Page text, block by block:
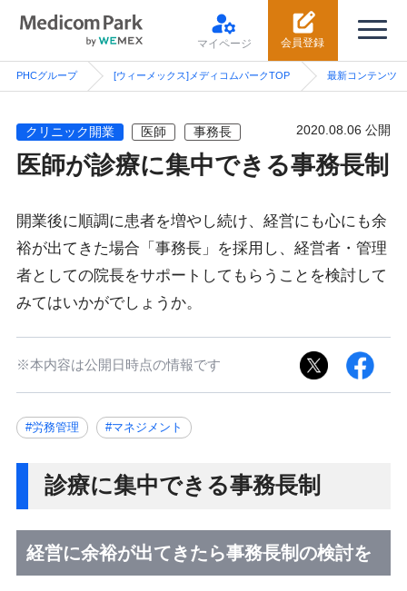
会員登録
マイページ
PHCグループ [ウィーメックス]メディコムパークTOP 最新コンテンツ
クリニック開業 医師 事務長 2020.08.06 公開
医師が診療に集中できる事務長制
開業後に順調に患者を増やし続け、経営にも心にも余
裕が出てきた場合「事務長」を採用し、経営者・管理
者としての院長をサポートしてもらうことを検討して
みてはいかがでしょうか。
※本内容は公開日時点の情報です
#労務管理 #マネジメント
診療に集中できる事務長制
経営に余裕が出てきたら事務長制の検討を